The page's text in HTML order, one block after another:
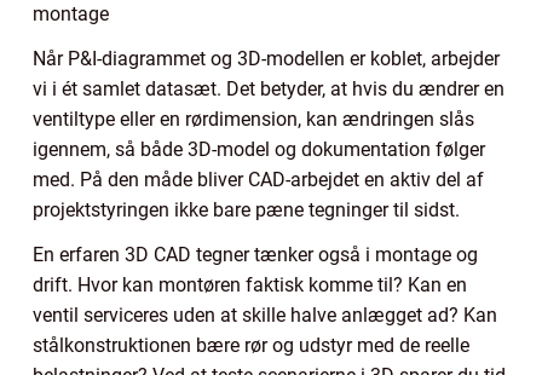
montage
Når P&I-diagrammet og 3D-modellen er koblet, arbejder
vi i ét samlet datasæt. Det betyder, at hvis du ændrer en
ventiltype eller en rørdimension, kan ændringen slås
igennem, så både 3D-model og dokumentation følger
med. På den måde bliver CAD-arbejdet en aktiv del af
projektstyringen ikke bare pæne tegninger til sidst.
En erfaren 3D CAD tegner tænker også i montage og
drift. Hvor kan montøren faktisk komme til? Kan en
ventil serviceres uden at skille halve anlægget ad? Kan
stålkonstruktionen bære rør og udstyr med de reelle